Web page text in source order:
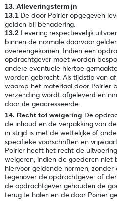
13. Afleveringstermijn
13.1 De door Poirier opgegeven
gelden bij benadering.
13.2 Levering respectievelijk
binnen de normale daarvoor
overeengekomen. Indien een
opdrachtgever moet worden
andere eventuele hiertoe
worden gebracht. Als tijdstip van
waarop het materiaal door Poirier
verzending wordt afgeleverd en
door de geadresseerde.
14. Recht tot weigering De
de inhoud en de verpakking van
in strijd is met de wettelijke of
specifieke voorschriften en
Poirier heeft het recht de
weigeren, indien de goederen niet
hiervoor geldende normen,
tegenover de opdrachtgever of
de opdrachtgever gehouden de
terug te halen en de door Poirier